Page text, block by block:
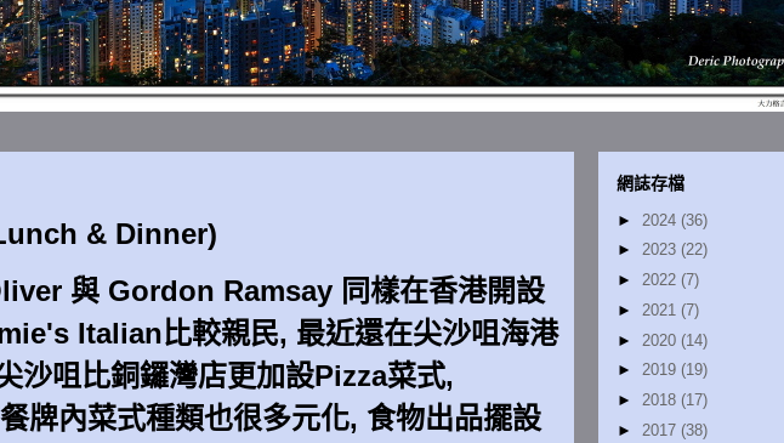
& Dinner)
與 Gordon Ramsay 同樣在香港開設
Italian比較親民, 最近還在尖沙咀海港
沙咀比銅鑼灣店更加設Pizza菜式,
牌內菜式種類也很多元化, 食物出品擺設
網誌存檔
► 2024 (36)
► 2023 (22)
► 2022 (7)
► 2021 (7)
► 2020 (14)
► 2019 (19)
► 2018 (17)
► 2017 (38)